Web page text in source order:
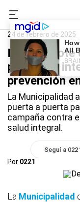
0221.com.ar
24 de febrero de 2025
Primer brote
provincia:
prevención
La Municipalidad
puerta a puerta
campaña contra
salud integral.
Seguí a
Por 0221
La Municipalidad